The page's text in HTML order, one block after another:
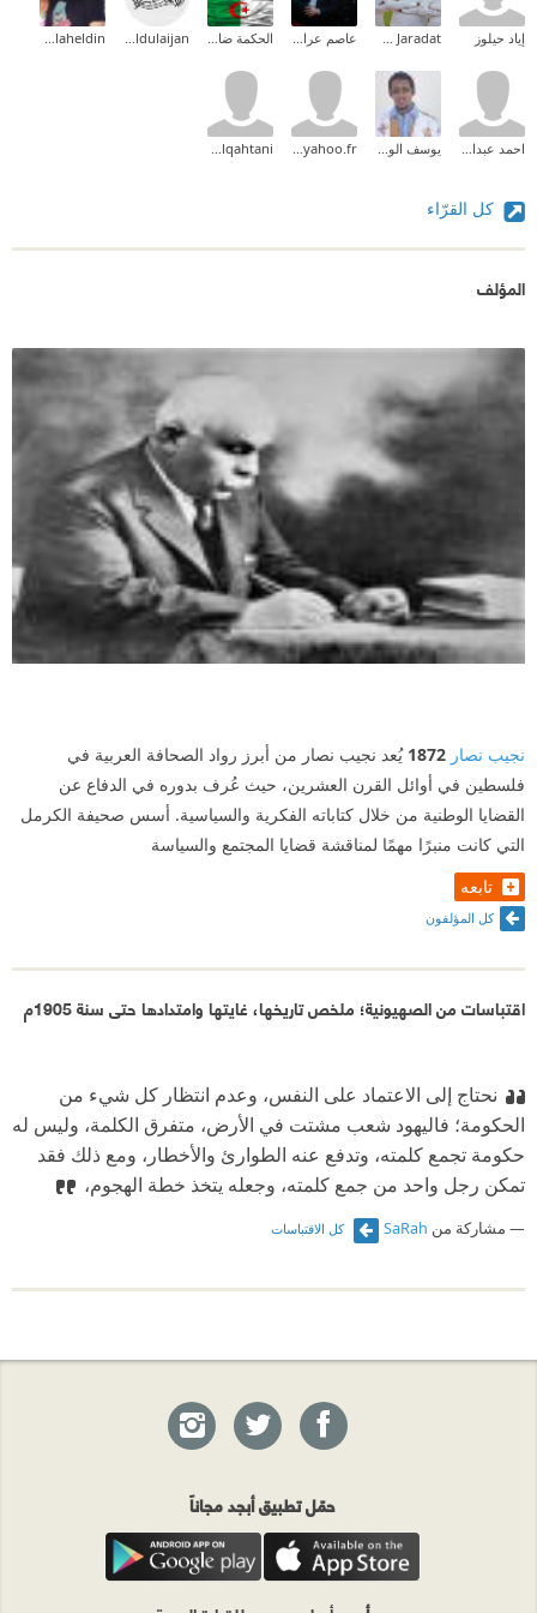
إياد حيلوز Mohammad Mahmoud Saleh Jaradat عاصم عرابى الحكمة ضالة المؤمن Afnan Aldulaijan
Alaa Salaheldin
احمد عبدالعليم يوسف الوريع chahbiouma@yahoo.fr
wedad alqahtani
كل القرّاء
المؤلف
نجيب نصار 1872 يُعد نجيب نصار من أبرز رواد الصحافة العربية في
فلسطين في أوائل القرن العشرين، حيث عُرف بدوره في الدفاع عن
القضايا الوطنية من خلال كتاباته الفكرية والسياسية. أسس صحيفة الكرمل
التي كانت منبرًا مهمًا لمناقشة قضايا المجتمع والسياسة
تابعه
كل المؤلفون
اقتباسات من الصهيونية؛ ملخص تاريخها، غايتها وامتدادها حتى سنة 1905م
نحتاج إلى الاعتماد على النفس، وعدم انتظار كل شيء من
الحكومة؛ فاليهود شعب مشتت في الأرض، متفرق الكلمة، وليس له
حكومة تجمع كلمته، وتدفع عنه الطوارئ والأخطار، ومع ذلك فقد
تمكن رجل واحد من جمع كلمته، وجعله يتخذ خطة الهجوم،
مشاركة من SaRah كل الاقتباسات
حمّل تطبيق أبجد مجاناً